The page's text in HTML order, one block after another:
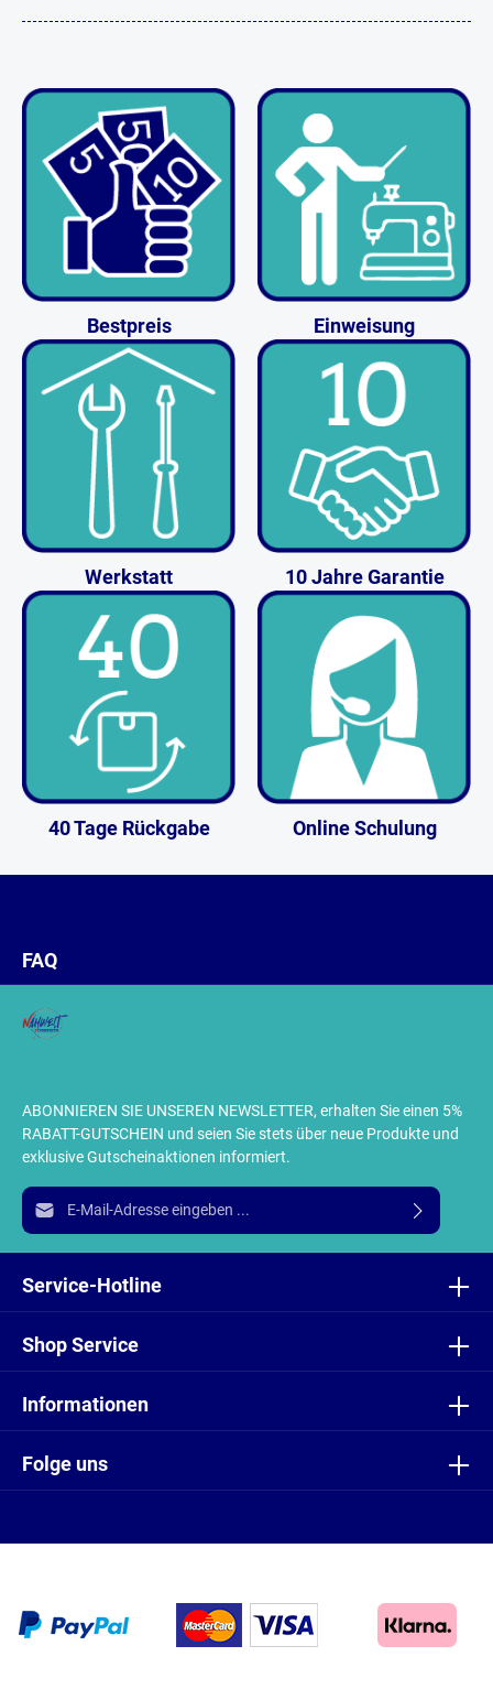
Bestpreis Einweisung
Werkstatt 10 Jahre Garantie
40 Tage Rückgabe Online Schulung
ABONNIEREN SIE UNSEREN NEWSLETTER, erhalten Sie einen 5%
RABATT-GUTSCHEIN und seien Sie stets über neue Produkte und
exklusive Gutscheinaktionen informiert.
E-Mail-Adresse*
Ich habe dieDatenschutzbestimmungenzur Kenntnis
einverstanden.
Folge uns
Service-Hotline
Shop Service
Informationen
FAQ